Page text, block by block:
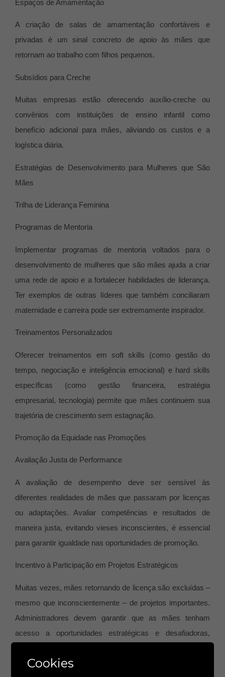
Espaços de Amamentação
A criação de salas de amamentação confortáveis e
privadas é um sinal concreto de apoio às mães que
retornam ao trabalho com filhos pequenos.
Subsídios para Creche
Muitas empresas estão oferecendo auxílio-creche ou
convênios com instituições de ensino infantil como
benefício adicional para mães, aliviando os custos e a
logística diária.
Estratégias de Desenvolvimento para Mulheres que São
Mães
Trilha de Liderança Feminina
Programas de Mentoria
Implementar programas de mentoria voltados para o
desenvolvimento de mulheres que são mães ajuda a criar
uma rede de apoio e a fortalecer habilidades de liderança.
Ter exemplos de outras líderes que também conciliaram
maternidade e carreira pode ser extremamente inspirador.
Treinamentos Personalizados
Oferecer treinamentos em soft skills (como gestão do
tempo, negociação e inteligência emocional) e hard skills
específicas (como gestão financeira, estratégia
empresarial, tecnologia) permite que mães continuem sua
trajetória de crescimento sem estagnação.
Promoção da Equidade nas Promoções
Avaliação Justa de Performance
A avaliação de desempenho deve ser sensível às
diferentes realidades de mães que passaram por licenças
ou adaptações. Avaliar competências e resultados de
maneira justa, evitando vieses inconscientes, é essencial
para garantir igualdade nas oportunidades de promoção.
Incentivo à Participação em Projetos Estratégicos
Muitas vezes, mães retornando de licença são excluídas –
mesmo que inconscientemente – de projetos importantes.
Administradores devem garantir que as mães tenham
acesso a oportunidades estratégicas e desafiadoras,
Como Comunicar e Fortalecer esses Programas
Cookies